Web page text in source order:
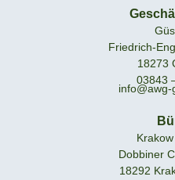
Friedrich-
18273
03843
Dobbiner
18292